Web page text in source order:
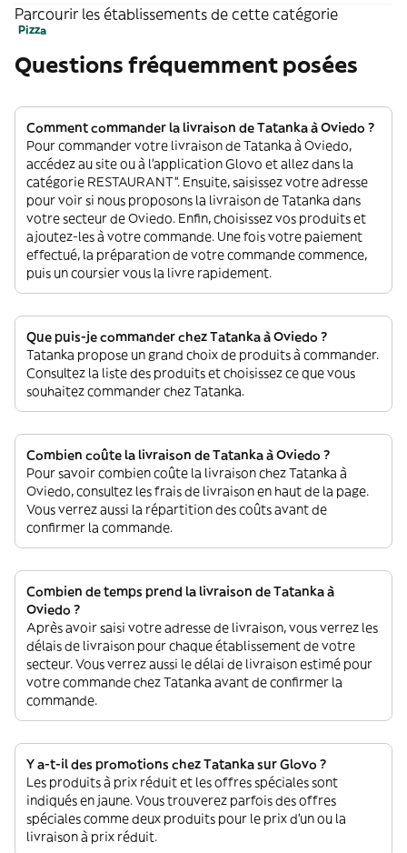
Parcourir les établissements de cette catégorie
Pizza
Questions fréquemment posées
Comment commander la livraison de Tatanka à Oviedo ?
Pour commander votre livraison de Tatanka à Oviedo,
accédez au site ou à l'application Glovo et allez dans la
catégorie RESTAURANT”. Ensuite, saisissez votre adresse
pour voir si nous proposons la livraison de Tatanka dans
votre secteur de Oviedo. Enfin, choisissez vos produits et
ajoutez-les à votre commande. Une fois votre paiement
effectué, la préparation de votre commande commence,
puis un coursier vous la livre rapidement.
Que puis-je commander chez Tatanka à Oviedo ?
Tatanka propose un grand choix de produits à commander.
Consultez la liste des produits et choisissez ce que vous
souhaitez commander chez Tatanka.
Combien coûte la livraison de Tatanka à Oviedo ?
Pour savoir combien coûte la livraison chez Tatanka à
Oviedo, consultez les frais de livraison en haut de la page.
Vous verrez aussi la répartition des coûts avant de
confirmer la commande.
Combien de temps prend la livraison de Tatanka à
Oviedo ?
Après avoir saisi votre adresse de livraison, vous verrez les
délais de livraison pour chaque établissement de votre
secteur. Vous verrez aussi le délai de livraison estimé pour
votre commande chez Tatanka avant de confirmer la
commande.
Y a-t-il des promotions chez Tatanka sur Glovo ?
Les produits à prix réduit et les offres spéciales sont
indiqués en jaune. Vous trouverez parfois des offres
spéciales comme deux produits pour le prix d'un ou la
livraison à prix réduit.